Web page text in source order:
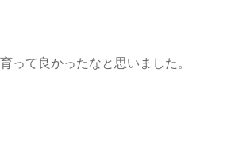
って良かったなと思いました。